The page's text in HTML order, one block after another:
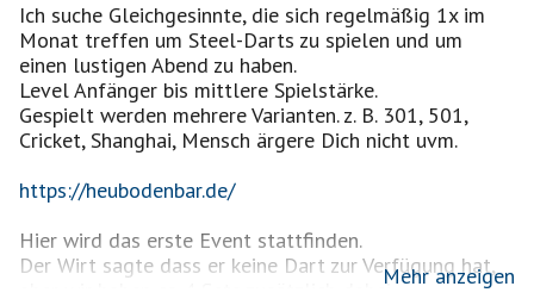
Ich suche Gleichgesinnte, die sich regelmäßig 1x im
Monat treffen um Steel-Darts zu spielen und um
einen lustigen Abend zu haben.
Level Anfänger bis mittlere Spielstärke.
Gespielt werden mehrere Varianten. z. B. 301, 501,
Cricket, Shanghai, Mensch ärgere Dich nicht uvm.
https://heubodenbar.de/
Hier wird das erste Event stattfinden.
Der Wirt sagte dass er keine Dart zur Verfügung hat,
aber wir haben ca 4 Sets zusätzlich dabei.
Mehr anzeigen